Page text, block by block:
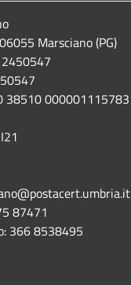
Marsciano (PG)
38510 000001115783
87471
366 8538495